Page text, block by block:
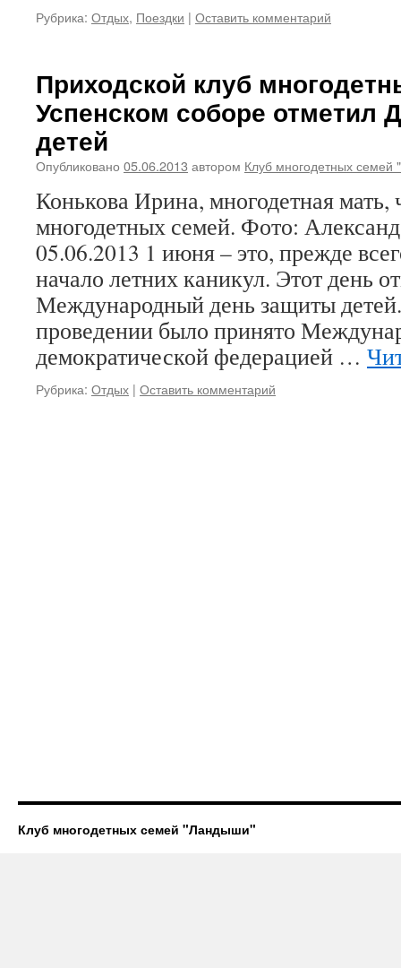
Рубрика: Отдых, Поездки | Оставить комментарий
Приходской клуб
Успенском соборе отметил
детей
Опубликовано 05.06.2013 автором Клуб многодетных
Конькова Ирина, многодетная мать,
многодетных семей. Фото:
05.06.2013 1 июня – это, прежде
начало летних каникул. Этот день
Международный день защиты
проведении было принято
демократической федерацией …
Рубрика: Отдых | Оставить комментарий
Клуб многодетных семей "Ландыши"